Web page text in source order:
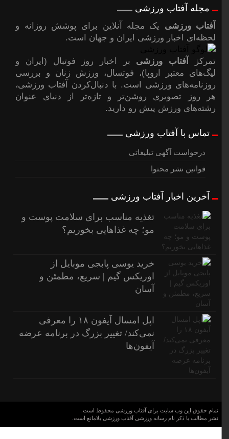
مجله آفتاب ورزشی
آفتاب ورزشییک مجله آنلاین برای پوشش روزانه و
لحظه‌ای اخبار ورزشی ایران و جهان است.
تمرکز آفتاب ورزشیبر اخبار روز فوتبال (ایران و
لیگ‌های معتبر اروپا)، فوتسال، ورزش زنان و بررسی
روزنامه‌های ورزشی است. با دنبال‌کردن آفتاب ورزشی،
هر روز تصویری روشن‌تر و تازه‌تر از دنیای عنوان
رشته‌های ورزش پیشِ رو دارید.
تماس با آفتاب ورزشی
درخواست آگهی تبلیغاتی
قوانین نشر محتوا
آخرین اخبار آفتاب ورزشی
تغذیه مناسب برای سلامت پوست و
مو؛ چه غذاهایی بخوریم؟
خرید یوسی پابجی موبایل از
اوریکس گیم | سریع، مطمئن و
آسان
اپل امسال آیفون ۱۸ را معرفی
نمی‌کند/ تغییر بزرگ در برنامه عرضه
آیفون‌ها
تمام حقوق این وب سایت برای آفتاب ورزشی محفوظ است.
نشر مطالب با ذکر نام رسانه ورزشی آفتاب ورزشی بلامانع است.